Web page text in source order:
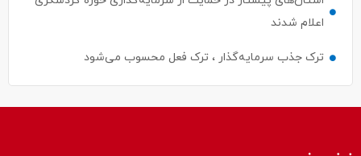
اعلام شدند
ترک جذب سرمایه‌گذار ، ترک فعل محسوب می‌شود